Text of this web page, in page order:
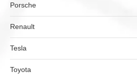
Porsche
Renault
Tesla
Toyota